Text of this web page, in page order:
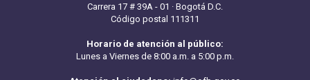
Carrera 17 # 39A - 01 · Bogotá D.C.
Código postal 111311
Horario de atención al público:
Lunes a Viernes de 8:00 a.m. a 5:00 p.m.